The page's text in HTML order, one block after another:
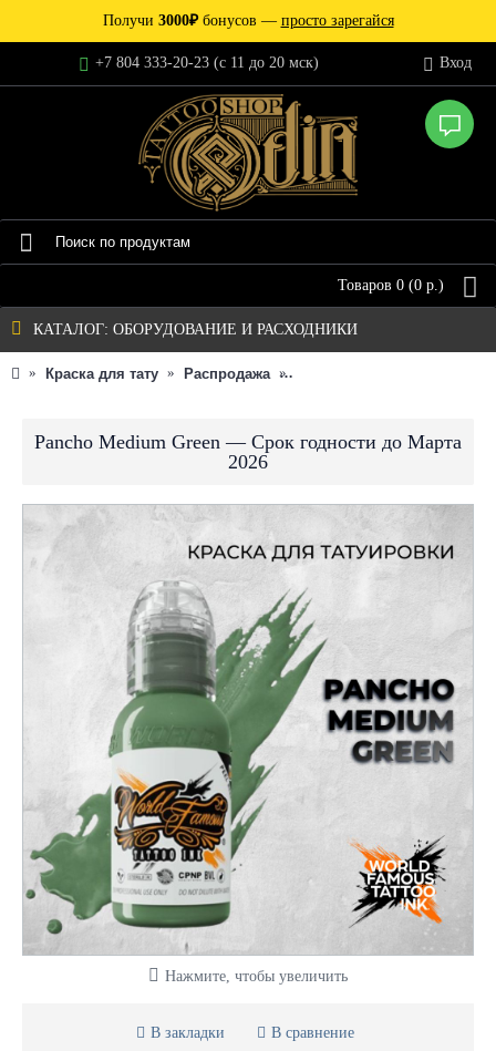
Получи 3000₽бонусов — просто зарегайся
+7 804 333-20-23 (c 11 до 20 мск) Вход
Товаров 0 (0 р.)
КАТАЛОГ: ОБОРУДОВАНИЕ И РАСХОДНИКИ
Краска для тату Распродажа
Pancho Medium Green — Срок годности до Марта
2026
Нажмите, чтобы увеличить
В закладки В сравнение